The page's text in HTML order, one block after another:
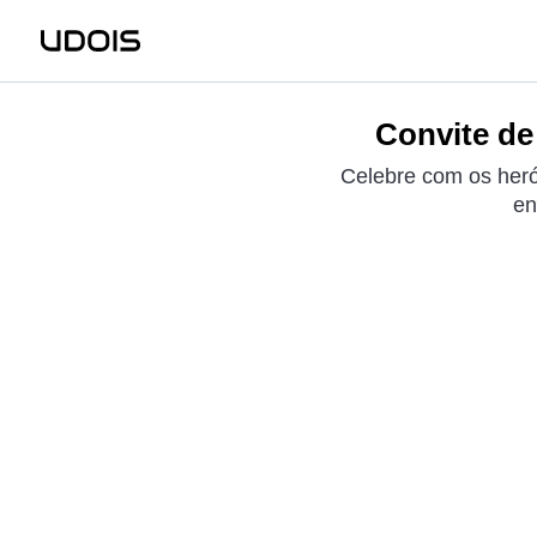
Convite
Celebre com os